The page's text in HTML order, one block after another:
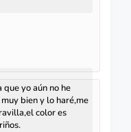
yo aún no he
bien y lo haré,me
color es